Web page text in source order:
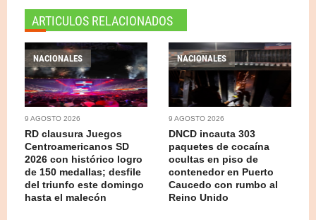
ARTICULOS RELACIONADOS
NACIONALES
9 AGOSTO 2026
RD clausura Juegos
Centroamericanos SD
2026 con histórico logro
de 150 medallas; desfile
del triunfo este domingo
hasta el malecón
NACIONALES
9 AGOSTO 2026
DNCD incauta 303
paquetes de cocaína
ocultas en piso de
contenedor en Puerto
Caucedo con rumbo al
Reino Unido